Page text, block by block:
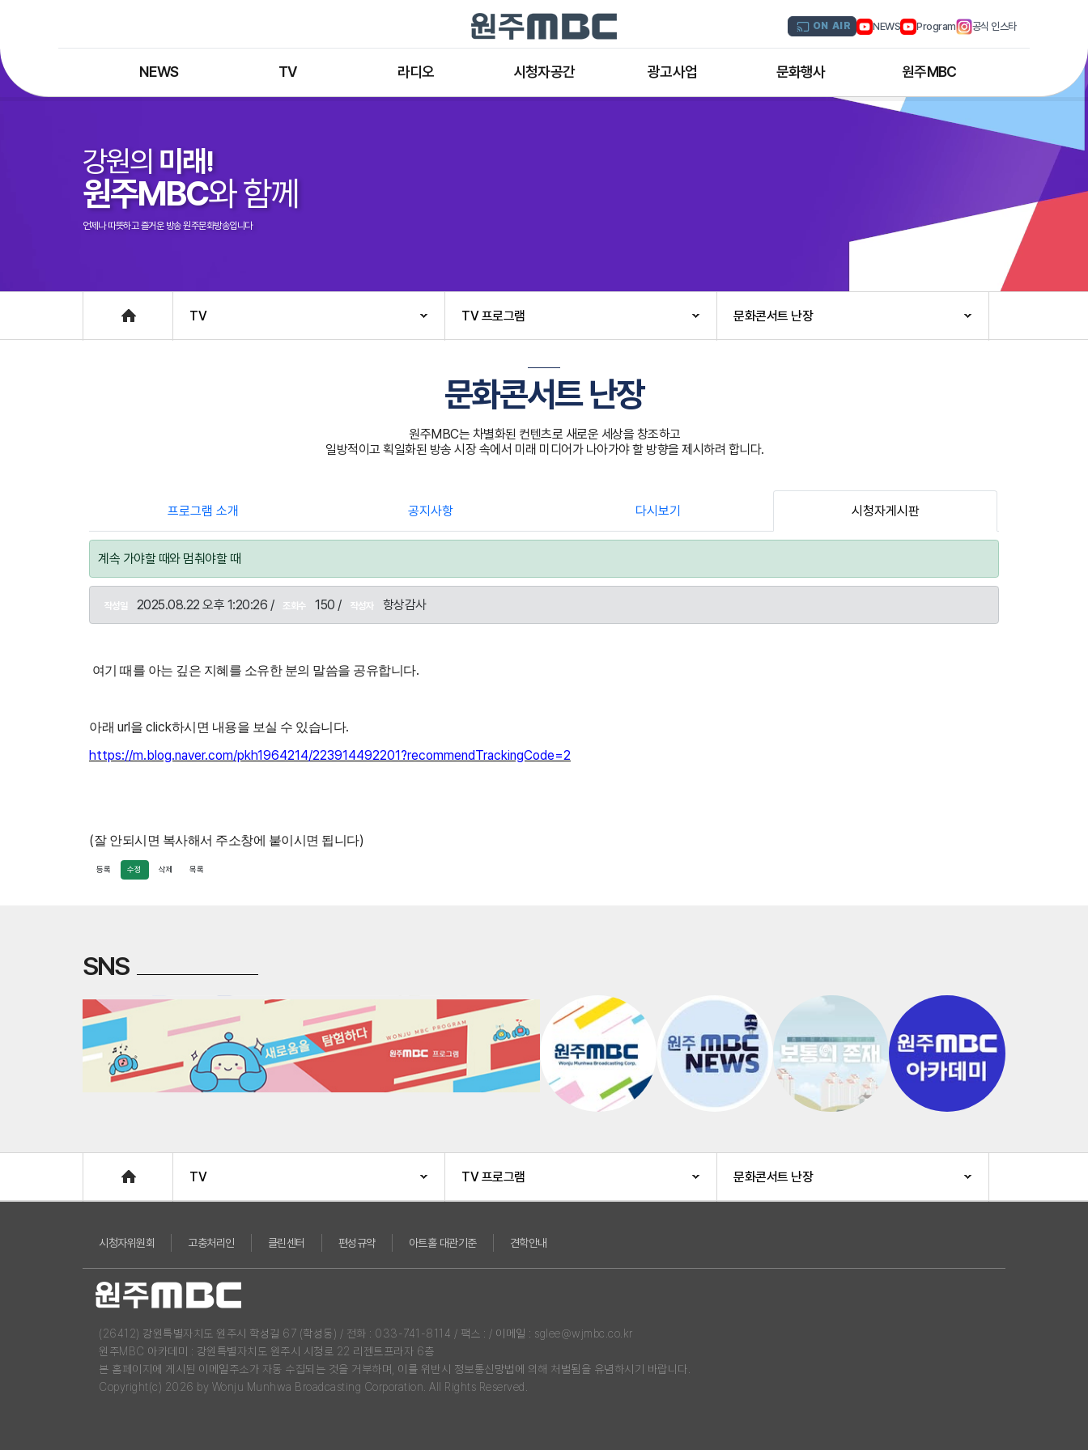
ON AIR NEWS Program 공식 인스타
NEWS
뉴스검색
제보는 MBC
정정·반론보도
TV
종영 프로그램
프로그램 구입안내
UHDTV 즐기는 방법
라디오 시청자공간 광고사업 문화행사 원주MBC
회사연혁
아나운서 소개
강원의 미래!
원주MBC와 함께
언제나 따뜻하고 즐거운 방송 원주문화방송입니다
TV TV 프로그램 문화콘서트 난장
문화콘서트 난장
원주MBC는 차별화된 컨텐츠로 새로운 세상을 창조하고
일방적이고 획일화된 방송 시장 속에서 미래 미디어가 나아가야 할 방향을 제시하려 합니다.
프로그램 소개 공지사항 다시보기 시청자게시판
계속 가야할 때와 멈춰야할 때
작성일 2025.08.22 오후 1:20:26 / 조회수 150 / 작성자 항상감사
여기 때를 아는 깊은 지혜를 소유한 분의 말씀을 공유합니다.
아래 url을 click하시면 내용을 보실 수 있습니다.
https://m.blog.naver.com/pkh1964214/223914492201?recommendTrackingCode=2
(잘 안되시면 복사해서 주소창에 붙이시면 됩니다)
등록 수정 삭제 목록
SNS
TV TV 프로그램 문화콘서트 난장
시청자위원회 고충처리인 클린센터 편성규약 아트홀 대관기준 견학안내
(26412) 강원특별자치도 원주시 학성길 67 (학성동) / 전화 : 033-741-8114 / 팩스 : / 이메일 : sglee@wjmbc.co.kr
원주MBC 아카데미 : 강원특별자치도 원주시 시청로 22 리젠트프라자 6층
본 홈페이지에 게시된 이메일주소가 자동 수집되는 것을 거부하며, 이를 위반시 정보통신망법에 의해 처벌됨을 유념하시기 바랍니다.
Copyright(c) 2026 by Wonju Munhwa Broadcasting Corporation. All Rights Reserved.